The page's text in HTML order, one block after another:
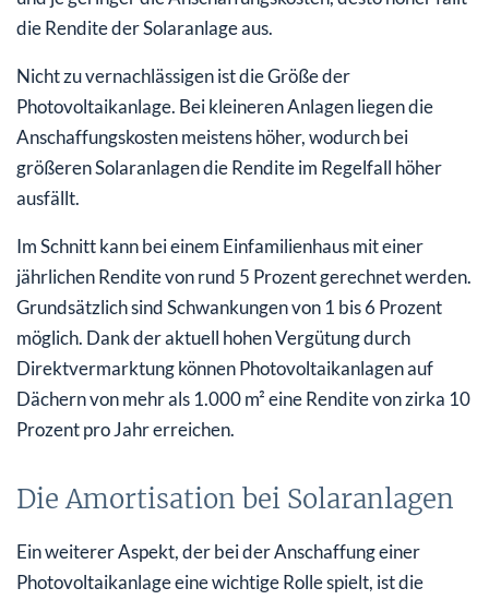
die Rendite der Solaranlage aus.
Nicht zu vernachlässigen ist die Größe der
Photovoltaikanlage. Bei kleineren Anlagen liegen die
Anschaffungskosten meistens höher, wodurch bei
größeren Solaranlagen die Rendite im Regelfall höher
ausfällt.
Im Schnitt kann bei einem Einfamilienhaus mit einer
jährlichen Rendite von rund 5 Prozent gerechnet werden.
Grundsätzlich sind Schwankungen von 1 bis 6 Prozent
möglich. Dank der aktuell hohen Vergütung durch
Direktvermarktung können Photovoltaikanlagen auf
Dächern von mehr als 1.000 m² eine Rendite von zirka 10
Prozent pro Jahr erreichen.
Die Amortisation bei Solaranlagen
Ein weiterer Aspekt, der bei der Anschaffung einer
Photovoltaikanlage eine wichtige Rolle spielt, ist die